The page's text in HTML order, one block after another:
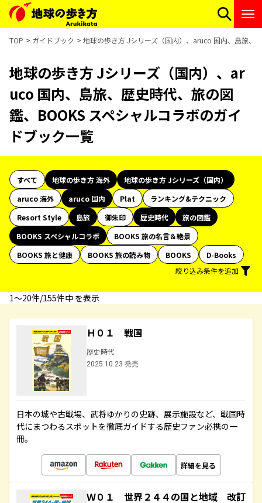
TOP ガイドブック 地球の歩き方 Jシリーズ（国内）、aruco 国内、島旅、
地球の歩き方 Jシリーズ（国内）、ar
uco 国内、島旅、歴史時代、旅の図
鑑、BOOKS スペシャルコラボのガイ
ドブック一覧
すべて 地球の歩き方 海外
地球の歩き方 Jシリーズ（国内）
aruco 海外
aruco 国内 Plat
ランキング&テクニック
Resort Style
島旅 御朱印 歴史時代
旅の図鑑
BOOKS スペシャルコラボ
BOOKS 旅の名言＆絶景
BOOKS 旅と健康
BOOKS 旅の読み物 BOOKS
D-Books
絞り込み条件を追加
1〜20件/155件中 を表示
Ｈ０１ 戦国
歴史時代
2025.10.23 発売
日本の城や古戦場、武将ゆかりの史跡、展示施設など、戦国時
代にまつわるスポットを徹底ガイドする歴史ファン必携の一
冊。
詳細を見る
Ｗ０１ 世界２４４の国と地域 改訂